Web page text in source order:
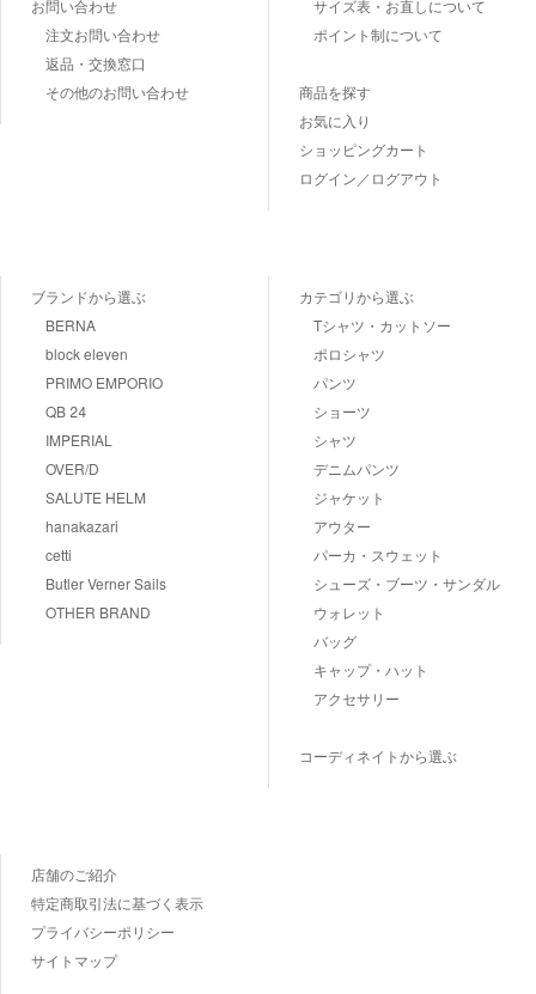
お問い合わせ
注文お問い合わせ
返品・交換窓口
その他のお問い合わせ
サイズ表・お直しについて
ポイント制について
商品を探す
お気に入り
ショッピングカート
ログイン／ログアウト
ブランドから選ぶ
BERNA
block eleven
PRIMO EMPORIO
QB 24
IMPERIAL
OVER/D
SALUTE HELM
hanakazari
cetti
Butler Verner Sails
OTHER BRAND
カテゴリから選ぶ
Tシャツ・カットソー
ポロシャツ
パンツ
ショーツ
シャツ
デニムパンツ
ジャケット
アウター
パーカ・スウェット
シューズ・ブーツ・サンダル
ウォレット
バッグ
キャップ・ハット
アクセサリー
コーディネイトから選ぶ
店舗のご紹介
特定商取引法に基づく表示
プライバシーポリシー
サイトマップ